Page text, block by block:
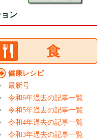
ン
健康レシピ
最新号
令和6年過去の記事一覧
令和5年過去の記事一覧
令和4年過去の記事一覧
令和3年過去の記事一覧